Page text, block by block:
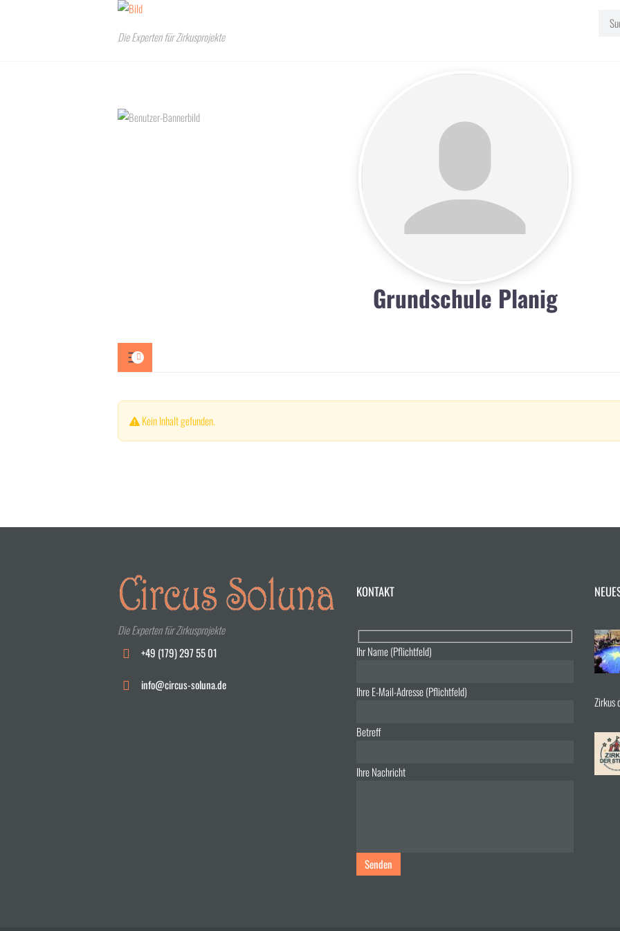
Die Experten für Zirkusprojekte
Grundschule Planig
Kein Inhalt gefunden.
Die Experten für Zirkusprojekte
+49 (179) 297 55 01
info@circus-soluna.de
KONTAKT
Ihr Name (Pflichtfeld)
Ihre E-Mail-Adresse (Pflichtfeld)
Betreff
Ihre Nachricht
Zirkus